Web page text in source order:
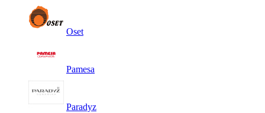
Oset
Pamesa
Paradyz